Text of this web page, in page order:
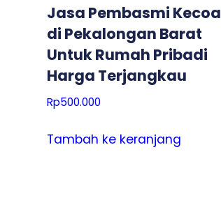
Jasa Pembasmi Kecoa
di Pekalongan Barat
Untuk Rumah Pribadi
Harga Terjangkau
Rp500.000
Tambah ke keranjang